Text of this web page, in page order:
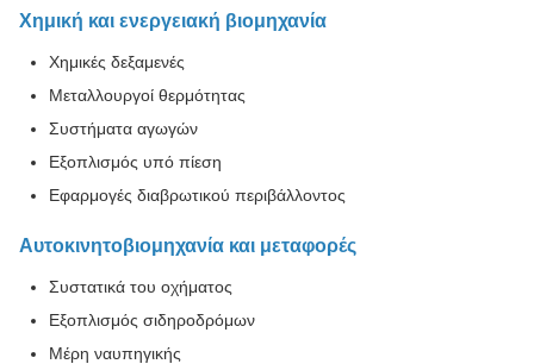
Χημική και ενεργειακή βιομηχανία
Χημικές δεξαμενές
Μεταλλουργοί θερμότητας
Συστήματα αγωγών
Εξοπλισμός υπό πίεση
Εφαρμογές διαβρωτικού περιβάλλοντος
Αυτοκινητοβιομηχανία και μεταφορές
Συστατικά του οχήματος
Εξοπλισμός σιδηροδρόμων
Μέρη ναυπηγικής